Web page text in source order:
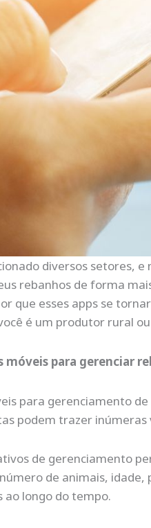
diversos setores,
rebanhos de forma
que esses apps se
é um produtor rural
móveis para gerenciar
para gerenciamento
podem trazer
de gerenciamento
de animais,
ao longo do tempo.